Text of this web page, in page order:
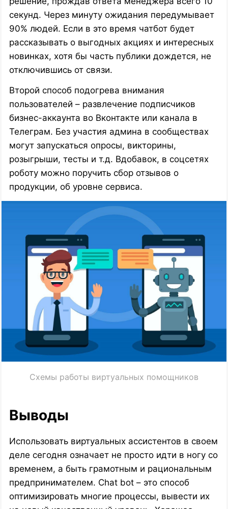
секунд. Через минуту ожидания передумывает
90% людей. Если в это время чатбот будет
рассказывать о выгодных акциях и интересных
новинках, хотя бы часть публики дождется, не
отключившись от связи.
Второй способ подогрева внимания
пользователей – развлечение подписчиков
бизнес-аккаунта во Вконтакте или канала в
Телеграм. Без участия админа в сообществах
могут запускаться опросы, викторины,
розыгрыши, тесты и т.д. Вдобавок, в соцсетях
роботу можно поручить сбор отзывов о
продукции, об уровне сервиса.
Схемы работы виртуальных помощников
Выводы
Использовать виртуальных ассистентов в своем
деле сегодня означает не просто идти в ногу со
временем, а быть грамотным и рациональным
предпринимателем. Chat bot – это способ
оптимизировать многие процессы, вывести их